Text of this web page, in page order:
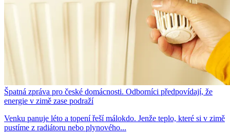
Špatná zpráva pro české domácnosti. Odborníci předpovídají, že
energie v zimě zase podraží
Venku panuje léto a topení řeší málokdo. Jenže teplo, které si v zimě
pustíme z radiátoru nebo plynového...